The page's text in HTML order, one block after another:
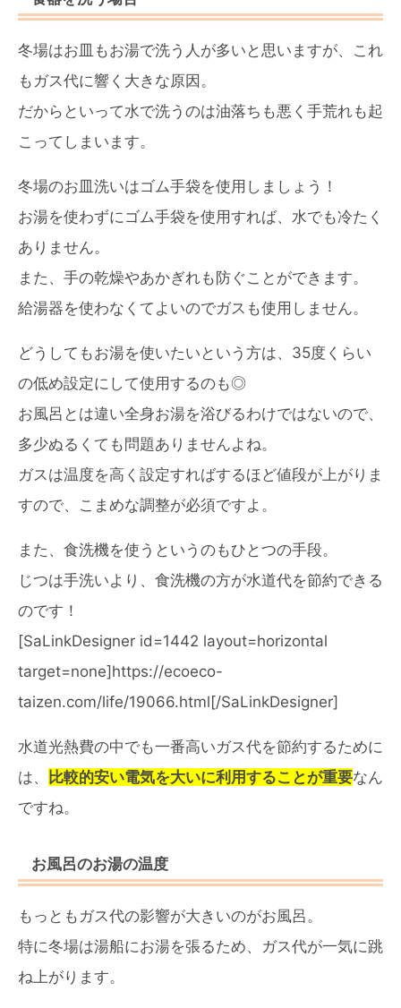
冬場はお皿もお湯で洗う人が多いと思いますが、これ
もガス代に響く大きな原因。
だからといって水で洗うのは油落ちも悪く手荒れも起
こってしまいます。
冬場のお皿洗いはゴム手袋を使用しましょう！
お湯を使わずにゴム手袋を使用すれば、水でも冷たく
ありません。
また、手の乾燥やあかぎれも防ぐことができます。
給湯器を使わなくてよいのでガスも使用しません。
どうしてもお湯を使いたいという方は、35度くらい
の低め設定にして使用するのも◎
お風呂とは違い全身お湯を浴びるわけではないので、
多少ぬるくても問題ありませんよね。
ガスは温度を高く設定すればするほど値段が上がりま
すので、こまめな調整が必須ですよ。
また、食洗機を使うというのもひとつの手段。
じつは手洗いより、食洗機の方が水道代を節約できる
のです！
[SaLinkDesigner id=1442 layout=horizontal
target=none]https://ecoeco-
taizen.com/life/19066.html[/SaLinkDesigner]
水道光熱費の中でも一番高いガス代を節約するために
は、
比較的安い電気を大いに利用することが重要なん
ですね。
お風呂のお湯の温度
もっともガス代の影響が大きいのがお風呂。
特に冬場は湯船にお湯を張るため、ガス代が一気に跳
ね上がります。